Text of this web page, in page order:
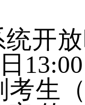
开
日 13:00
考生